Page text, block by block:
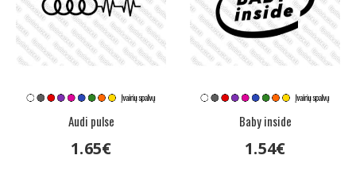
Audi pulse
1.65€
Baby inside
1.54€